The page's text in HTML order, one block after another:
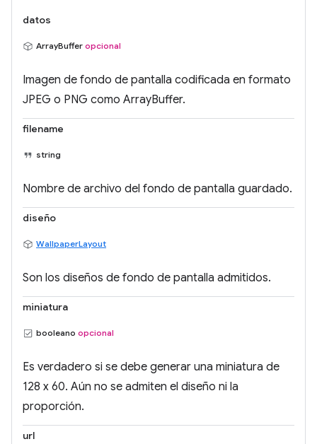
datos
ArrayBuffer opcional
Imagen de fondo de pantalla codificada en formato
JPEG o PNG como ArrayBuffer.
filename
string
Nombre de archivo del fondo de pantalla guardado.
diseño
WallpaperLayout
Son los diseños de fondo de pantalla admitidos.
miniatura
booleano opcional
Es verdadero si se debe generar una miniatura de
128 x 60. Aún no se admiten el diseño ni la
proporción.
url